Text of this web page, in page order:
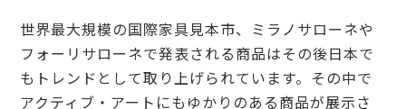
世界最大規模の国際家具見本市、ミラノサローネや
フォーリサローネで発表される商品はその後日本で
もトレンドとして取り上げられています。その中で
アクティブ・アートにもゆかりのある商品が展示さ